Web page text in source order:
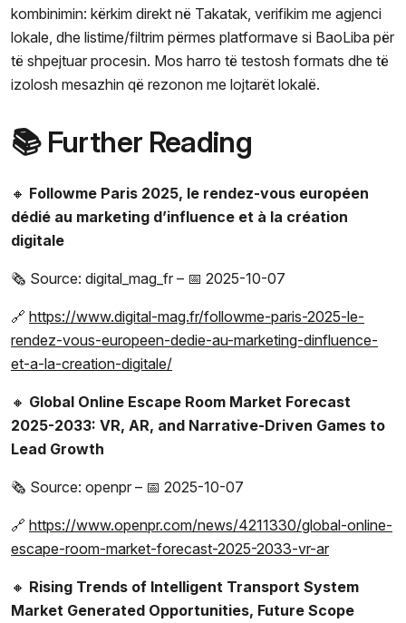
kombinimin: kërkim direkt në Takatak, verifikim me agjenci
lokale, dhe listime/filtrim përmes platformave si BaoLiba për
të shpejtuar procesin. Mos harro të testosh formats dhe të
izolosh mesazhin që rezonon me lojtarët lokalë.
📚 Further Reading
🔸 Followme Paris 2025, le rendez-vous européen
dédié au marketing d’influence et à la création
digitale
🗞️ Source: digital_mag_fr – 📅 2025-10-07
🔗 https://www.digital-mag.fr/followme-paris-2025-le-
rendez-vous-europeen-dedie-au-marketing-dinfluence-
et-a-la-creation-digitale/
🔸 Global Online Escape Room Market Forecast
2025-2033: VR, AR, and Narrative-Driven Games to
Lead Growth
🗞️ Source: openpr – 📅 2025-10-07
🔗 https://www.openpr.com/news/4211330/global-online-
escape-room-market-forecast-2025-2033-vr-ar
🔸 Rising Trends of Intelligent Transport System
Market Generated Opportunities, Future Scope